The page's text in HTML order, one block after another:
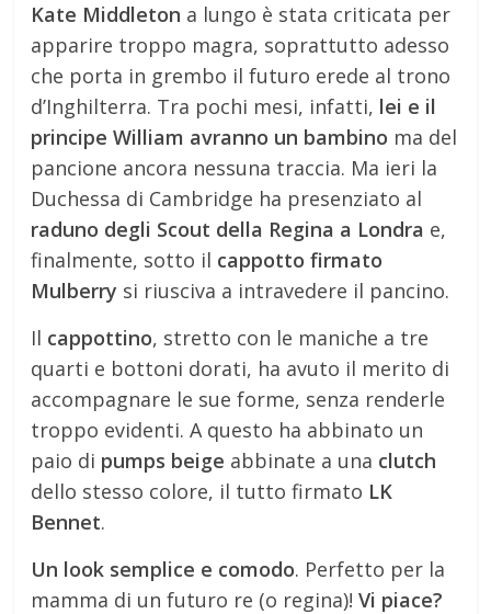
Kate Middleton a lungo è stata criticata per
apparire troppo magra, soprattutto adesso
che porta in grembo il futuro erede al trono
d’Inghilterra. Tra pochi mesi, infatti, lei e il
principe William avranno un bambino ma del
pancione ancora nessuna traccia. Ma ieri la
Duchessa di Cambridge ha presenziato al
raduno degli Scout della Regina a Londra e,
finalmente, sotto il cappotto firmato
Mulberry si riusciva a intravedere il pancino.
Il cappottino, stretto con le maniche a tre
quarti e bottoni dorati, ha avuto il merito di
accompagnare le sue forme, senza renderle
troppo evidenti. A questo ha abbinato un
paio di pumps beige abbinate a una clutch
dello stesso colore, il tutto firmato LK
Bennet.
Un look semplice e comodo. Perfetto per la
mamma di un futuro re (o regina)!Vi piace?